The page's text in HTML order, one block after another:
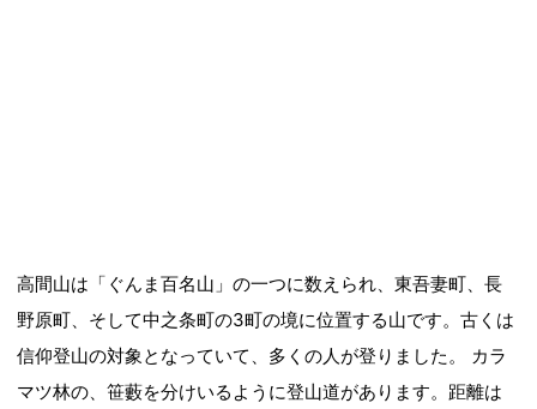
高間山は「ぐんま百名山」の一つに数えられ、東吾妻町、長
野原町、そして中之条町の3町の境に位置する山です。古くは
信仰登山の対象となっていて、多くの人が登りました。 カラ
マツ林の、笹藪を分けいるように登山道があります。距離は